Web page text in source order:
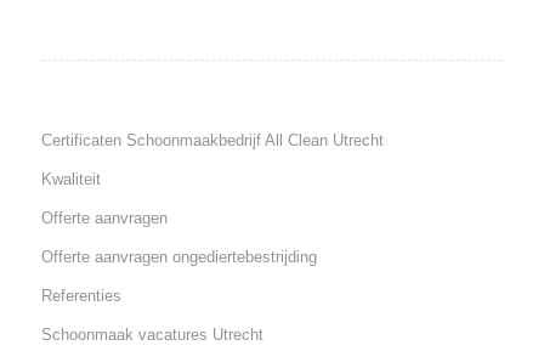
Certificaten Schoonmaakbedrijf All Clean Utrecht
Kwaliteit
Offerte aanvragen
Offerte aanvragen ongediertebestrijding
Referenties
Schoonmaak vacatures Utrecht